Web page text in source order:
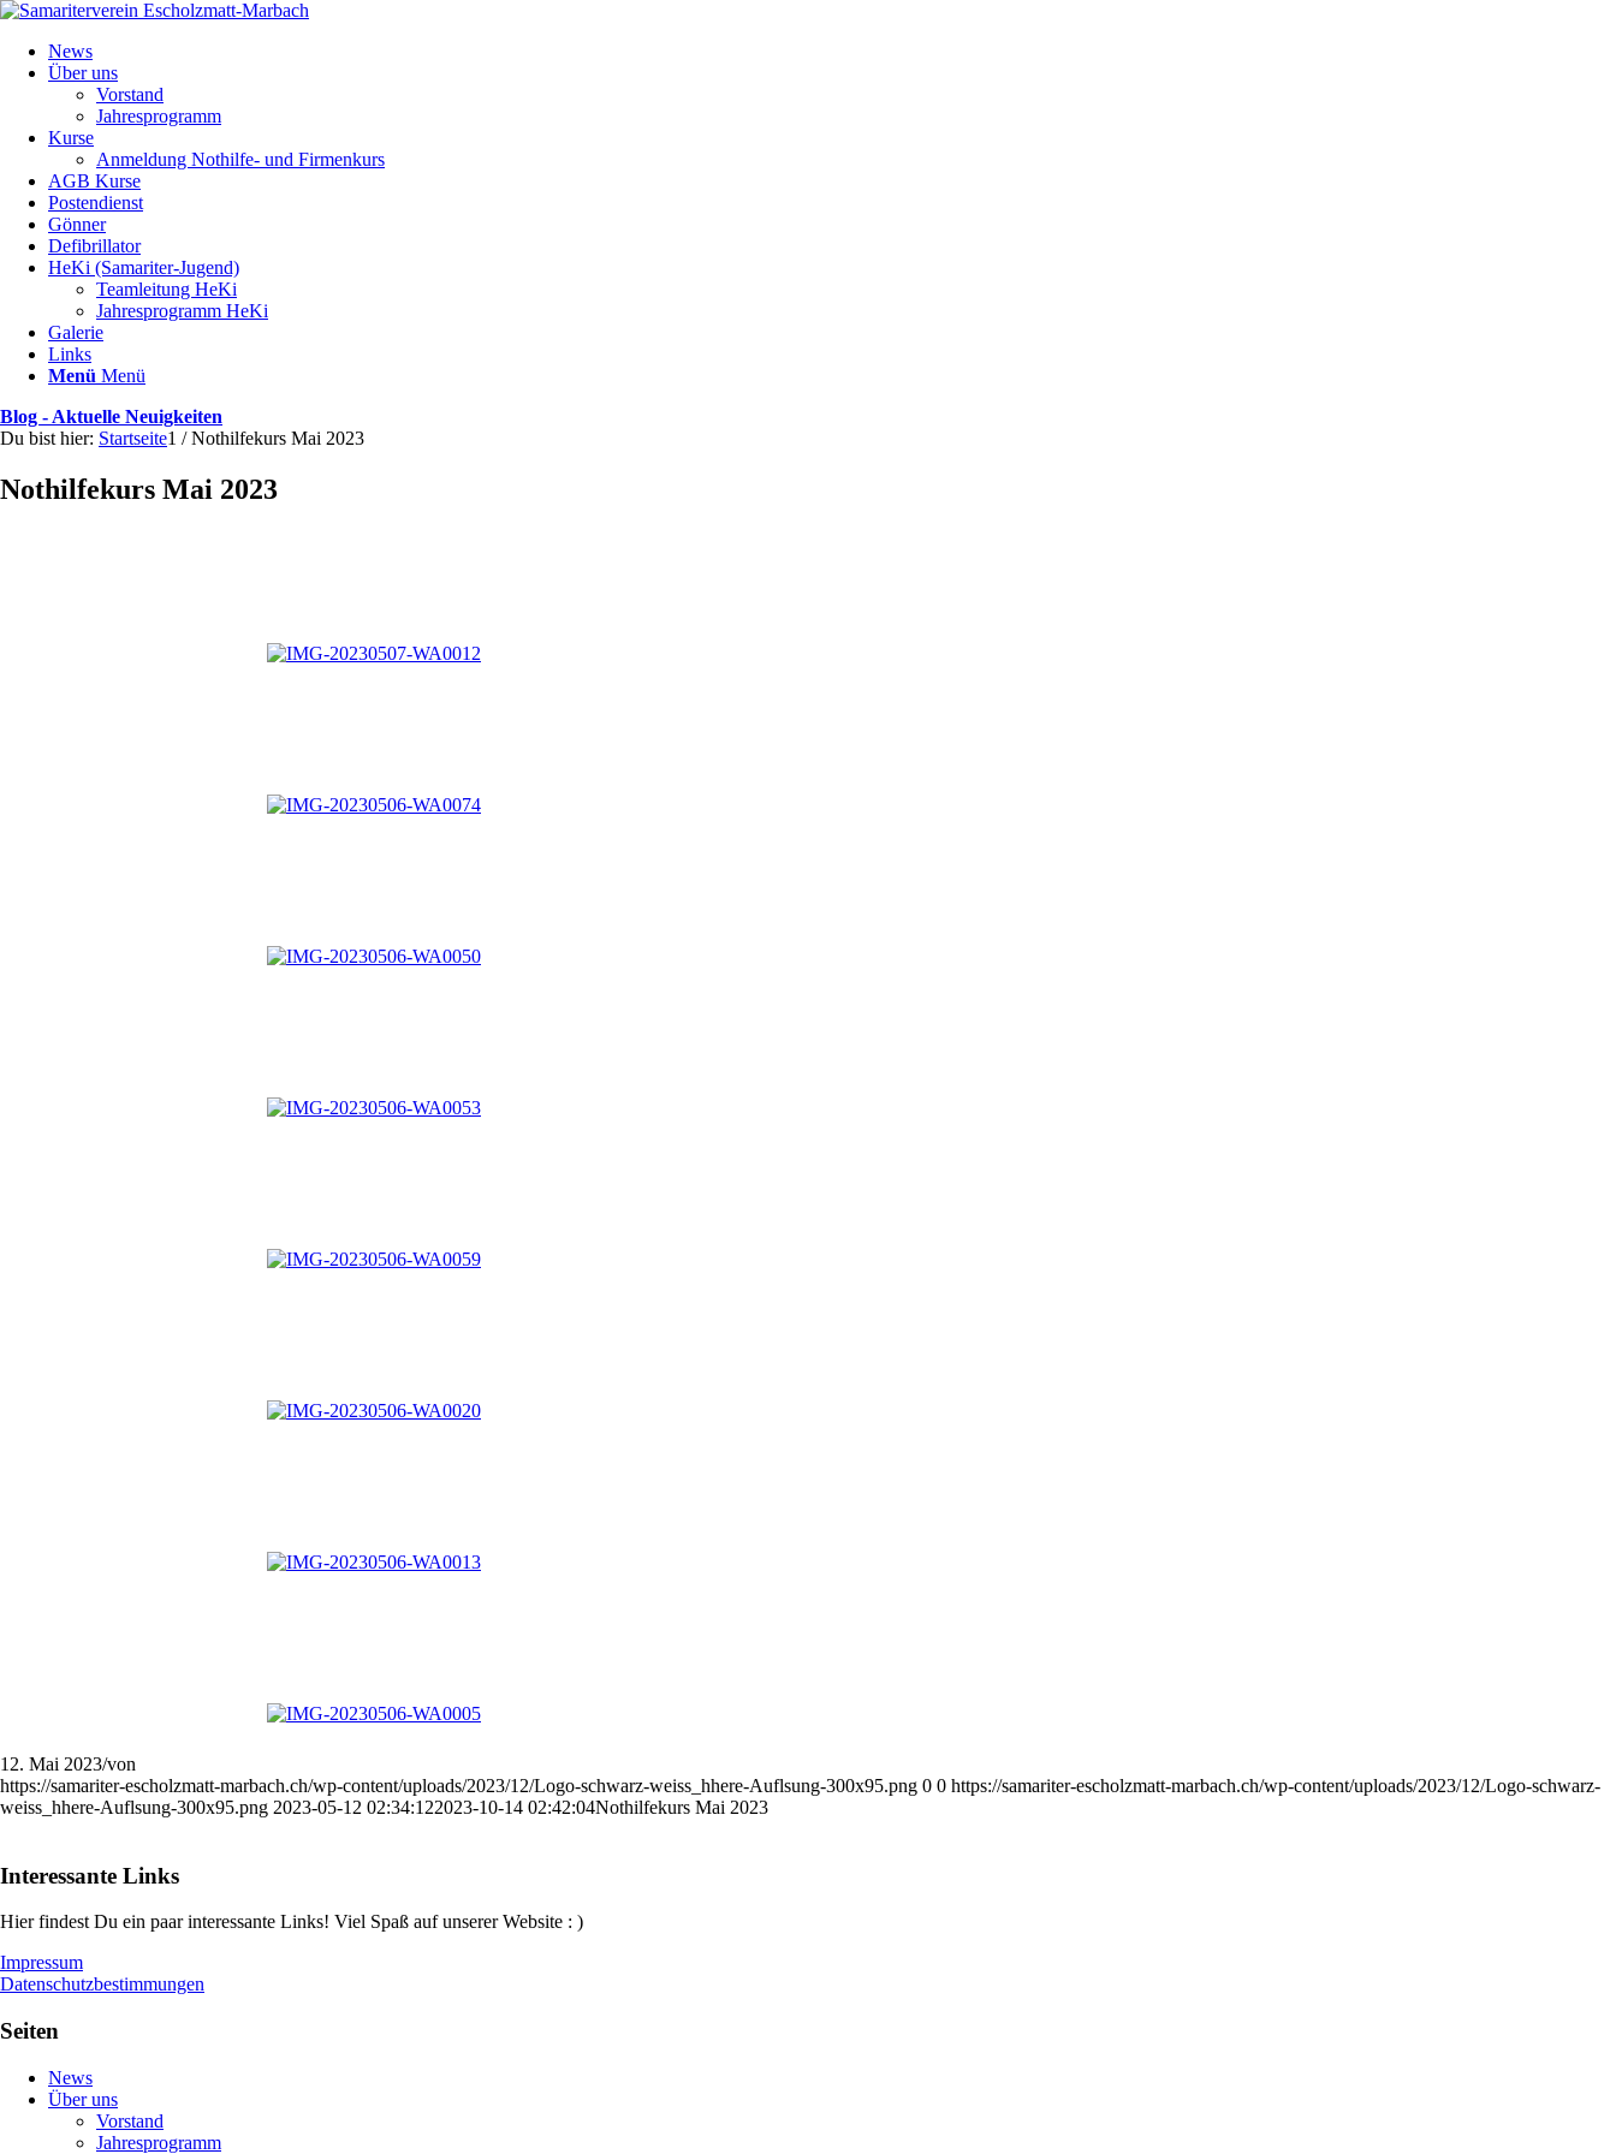
News
Über uns
Vorstand
Jahresprogramm
Kurse
Anmeldung Nothilfe- und Firmenkurs
AGB Kurse
Postendienst
Gönner
Defibrillator
HeKi (Samariter-Jugend)
Teamleitung HeKi
Jahresprogramm HeKi
Galerie
Links
Menü Menü
Blog - Aktuelle Neuigkeiten
Du bist hier: Startseite1 / Nothilfekurs Mai 2023
Nothilfekurs Mai 2023
12. Mai 2023/von
https://samariter-escholzmatt-marbach.ch/wp-content/uploads/2023/12/Logo-schwarz-weiss_hhere-Auflsung-300x95.png 0 0 https://samariter-escholzmatt-marbach.ch/wp-content/uploads/2023/12/Logo-schwarz-
weiss_hhere-Auflsung-300x95.png 2023-05-12 02:34:122023-10-14 02:42:04Nothilfekurs Mai 2023
Interessante Links
Hier findest Du ein paar interessante Links! Viel Spaß auf unserer Website : )
Impressum
Datenschutzbestimmungen
Seiten
News
Über uns
Vorstand
Jahresprogramm